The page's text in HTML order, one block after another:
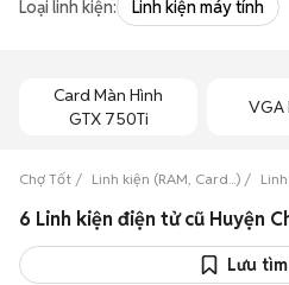
Loại linh kiện: Linh kiện máy tính
Card Màn Hình
GTX 750Ti
VGA
Chợ Tốt Linh kiện (RAM, Card...)
Lưu